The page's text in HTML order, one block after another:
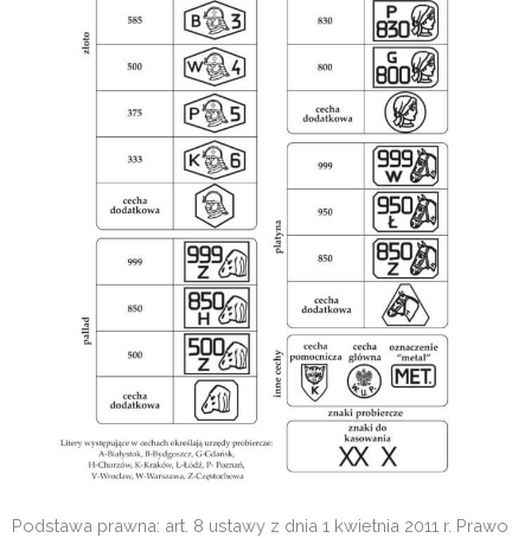
Podstawa prawna: art. 8 ustawy z dnia 1 kwietnia 2011 r. Prawo